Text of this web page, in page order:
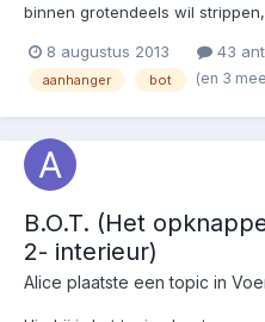
binnen grotendeels wil
harde bovenkant op zit. Het is
heb vernomen dat er ergens
8 augustus 2013 43
aanhanger bot (en 3
B.O.T. (Het
2- interieur)
Alice plaatste een topic in